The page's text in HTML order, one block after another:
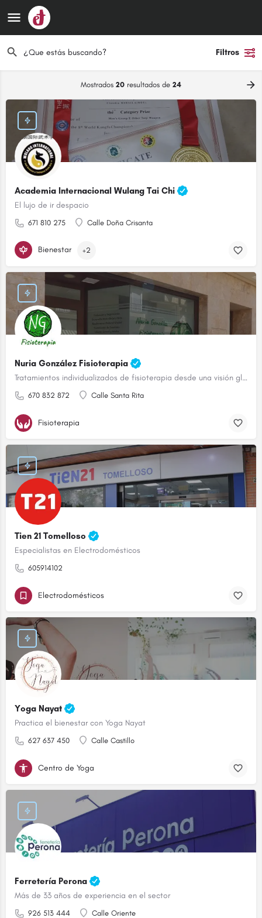
Filtros
Mostrados 20 resultados de 24
Academia Internacional Wulang Tai Chi
El lujo de ir despacio
671 810 275 Calle Doña Crisanta
Bienestar +2
Nuria González Fisioterapia
Tratamientos individualizados de fisioterapia desde una visión global
670 832 872 Calle Santa Rita
Fisioterapia
Tien 21 Tomelloso
Especialistas en Electrodomésticos
605914102
Electrodomésticos
Yoga Nayat
Practica el bienestar con Yoga Nayat
627 637 450 Calle Castillo
Centro de Yoga
Ferretería Perona
Más de 33 años de experiencia en el sector
926 513 444 Calle Oriente